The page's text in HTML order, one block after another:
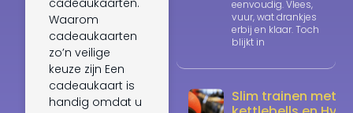
cadeaukaarten.
Waarom
cadeaukaarten
zo’n veilige
keuze zijn Een
cadeaukaart is
handig omdat u
eenvoudig. Vlees,
vuur, wat drankjes
erbij en klaar. Toch
blijkt in
Slim trainen met